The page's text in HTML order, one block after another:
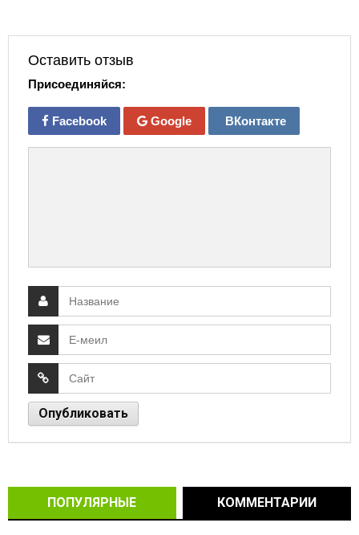
Оставить отзыв
Присоединяйся:
Facebook Google ВКонтакте
ПОПУЛЯРНЫЕ КОММЕНТАРИИ